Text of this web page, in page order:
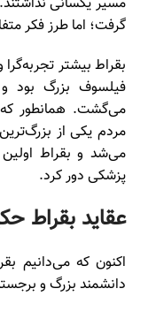
گرفت؛ اما طرز فکر
بقراط بیشتر تجربه‌گرا
فیلسوف بزرگ بود
می‌گشت. همانطور که
مردم یکی از
می‌شد و بقراط
پزشکی دور کرد.
عقاید بقراط
اکنون که می‌دانیم
دانشمند بزرگ و